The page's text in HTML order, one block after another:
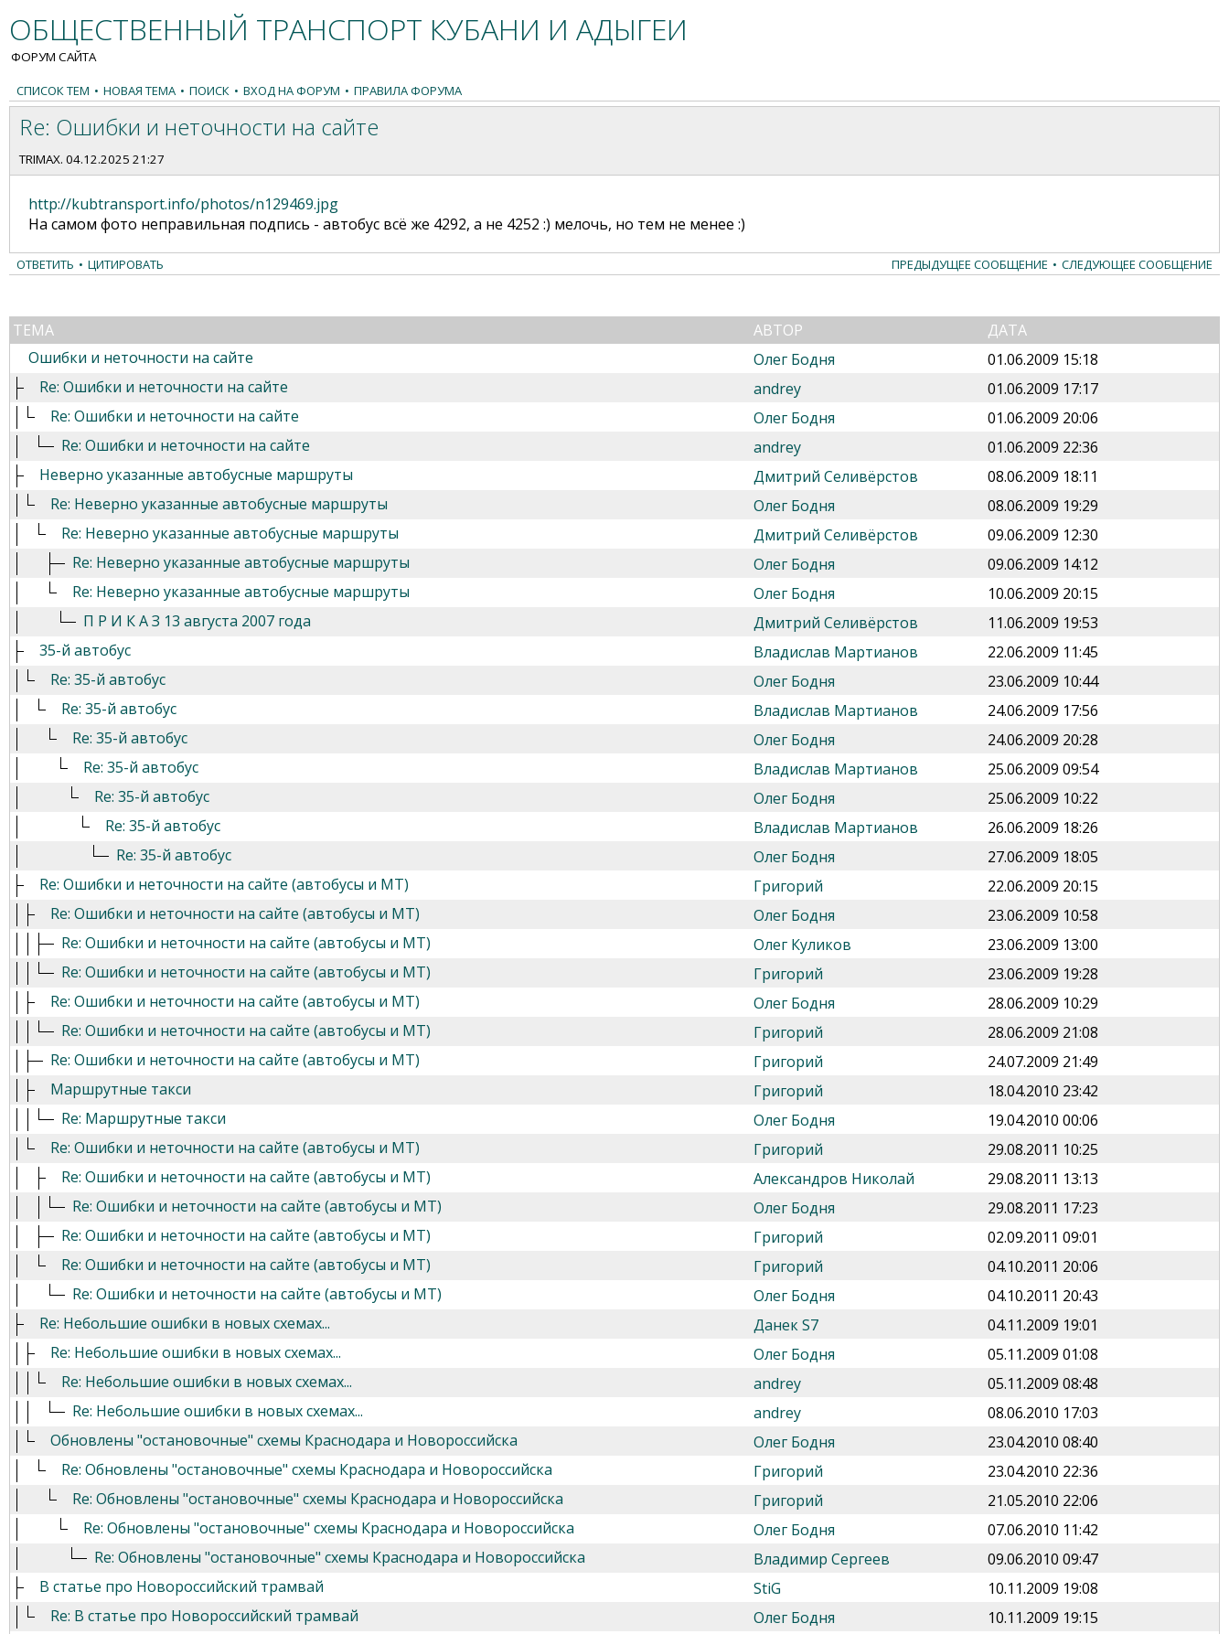
ОБЩЕСТВЕННЫЙ ТРАНСПОРТ КУБАНИ И АДЫГЕИ
ФОРУМ САЙТА
СПИСОК ТЕМ • НОВАЯ ТЕМА • ПОИСК • ВХОД НА ФОРУМ • ПРАВИЛА ФОРУМА
Re: Ошибки и неточности на сайте
TRIMAX. 04.12.2025 21:27
http://kubtransport.info/photos/n129469.jpg
На самом фото неправильная подпись - автобус всё же 4292, а не 4252 :) мелочь, но тем не менее :)
ПРЕДЫДУЩЕЕ СООБЩЕНИЕ • СЛЕДУЮЩЕЕ СООБЩЕНИЕ
ОТВЕТИТЬ • ЦИТИРОВАТЬ
ТЕМА АВТОР
ДАТА
Ошибки и неточности на сайте
Олег Бодня
01.06.2009 15:18
Re: Ошибки и неточности на сайте
andrey
01.06.2009 17:17
Re: Ошибки и неточности на сайте
Олег Бодня
01.06.2009 20:06
Re: Ошибки и неточности на сайте
andrey
01.06.2009 22:36
Неверно указанные автобусные маршруты
Дмитрий Селивёрстов
08.06.2009 18:11
Re: Неверно указанные автобусные маршруты
Олег Бодня
08.06.2009 19:29
Re: Неверно указанные автобусные маршруты
Дмитрий Селивёрстов
09.06.2009 12:30
Re: Неверно указанные автобусные маршруты
Олег Бодня
09.06.2009 14:12
Re: Неверно указанные автобусные маршруты
Олег Бодня
10.06.2009 20:15
П Р И К А З 13 августа 2007 года
Дмитрий Селивёрстов
11.06.2009 19:53
35-й автобус
Владислав Мартианов
22.06.2009 11:45
Re: 35-й автобус
Олег Бодня
23.06.2009 10:44
Re: 35-й автобус
Владислав Мартианов
24.06.2009 17:56
Re: 35-й автобус
Олег Бодня
24.06.2009 20:28
Re: 35-й автобус
Владислав Мартианов
25.06.2009 09:54
Re: 35-й автобус
Олег Бодня
25.06.2009 10:22
Re: 35-й автобус
Владислав Мартианов
26.06.2009 18:26
Re: 35-й автобус
Олег Бодня
27.06.2009 18:05
Re: Ошибки и неточности на сайте (автобусы и МТ)
Григорий
22.06.2009 20:15
Re: Ошибки и неточности на сайте (автобусы и МТ)
Олег Бодня
23.06.2009 10:58
Re: Ошибки и неточности на сайте (автобусы и МТ)
Олег Куликов
23.06.2009 13:00
Re: Ошибки и неточности на сайте (автобусы и МТ)
Григорий
23.06.2009 19:28
Re: Ошибки и неточности на сайте (автобусы и МТ)
Олег Бодня
28.06.2009 10:29
Re: Ошибки и неточности на сайте (автобусы и МТ)
Григорий
28.06.2009 21:08
Re: Ошибки и неточности на сайте (автобусы и МТ)
Григорий
24.07.2009 21:49
Маршрутные такси
Григорий
18.04.2010 23:42
Re: Маршрутные такси
Олег Бодня
19.04.2010 00:06
Re: Ошибки и неточности на сайте (автобусы и МТ)
Григорий
29.08.2011 10:25
Re: Ошибки и неточности на сайте (автобусы и МТ)
Александров Николай
29.08.2011 13:13
Re: Ошибки и неточности на сайте (автобусы и МТ)
Олег Бодня
29.08.2011 17:23
Re: Ошибки и неточности на сайте (автобусы и МТ)
Григорий
02.09.2011 09:01
Re: Ошибки и неточности на сайте (автобусы и МТ)
Григорий
04.10.2011 20:06
Re: Ошибки и неточности на сайте (автобусы и МТ)
Олег Бодня
04.10.2011 20:43
Re: Небольшие ошибки в новых схемах...
Данек S7
04.11.2009 19:01
Re: Небольшие ошибки в новых схемах...
Олег Бодня
05.11.2009 01:08
Re: Небольшие ошибки в новых схемах...
andrey
05.11.2009 08:48
Re: Небольшие ошибки в новых схемах...
andrey
08.06.2010 17:03
Обновлены "остановочные" схемы Краснодара и Новороссийска
Олег Бодня
23.04.2010 08:40
Re: Обновлены "остановочные" схемы Краснодара и Новороссийска
Григорий
23.04.2010 22:36
Re: Обновлены "остановочные" схемы Краснодара и Новороссийска
Григорий
21.05.2010 22:06
Re: Обновлены "остановочные" схемы Краснодара и Новороссийска
Олег Бодня
07.06.2010 11:42
Re: Обновлены "остановочные" схемы Краснодара и Новороссийска
Владимир Сергеев
09.06.2010 09:47
В статье про Новороссийский трамвай
StiG
10.11.2009 19:08
Re: В статье про Новороссийский трамвай
Олег Бодня
10.11.2009 19:15